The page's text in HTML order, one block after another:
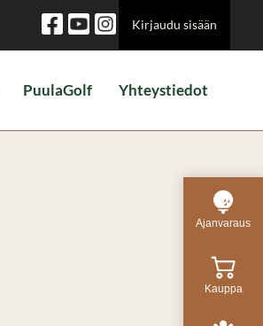
Kirjaudu sisään
PuulaGolf Yhteystiedot
Ajanvaraus
Kauppa